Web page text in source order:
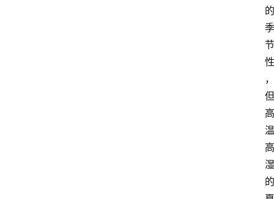
的
季
节
性
，
但
高
温
高
湿
的